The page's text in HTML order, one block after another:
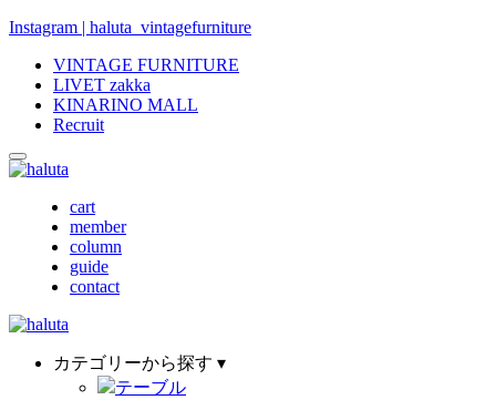
Instagram | haluta_vintagefurniture
VINTAGE FURNITURE
LIVET zakka
KINARINO MALL
Recruit
cart
member
column
guide
contact
カテゴリーから探す ▾
テーブル